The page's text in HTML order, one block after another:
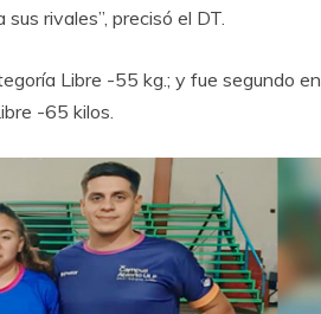
rivales”, precisó el DT.
Libre -55 kg.; y fue segundo en
-65 kilos.